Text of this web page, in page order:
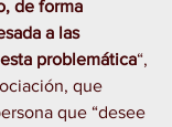
de forma
a las
problemática“,
que
que “desee